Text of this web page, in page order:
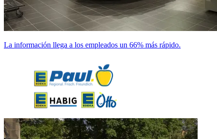
La información llega a los empleados un 66% más rápido.